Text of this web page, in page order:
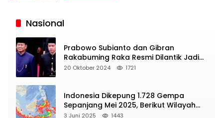
Siaran
Nasional
Prabowo Subianto dan Gibran
Rakabuming Raka Resmi Dilantik Jadi
Presiden dan Wapres RI
20 Oktober 2024 1721
Indonesia Dikepung 1.728 Gempa
Sepanjang Mei 2025, Berikut Wilayah
Yang Intens Diguncang!
3 Juni 2025 1443